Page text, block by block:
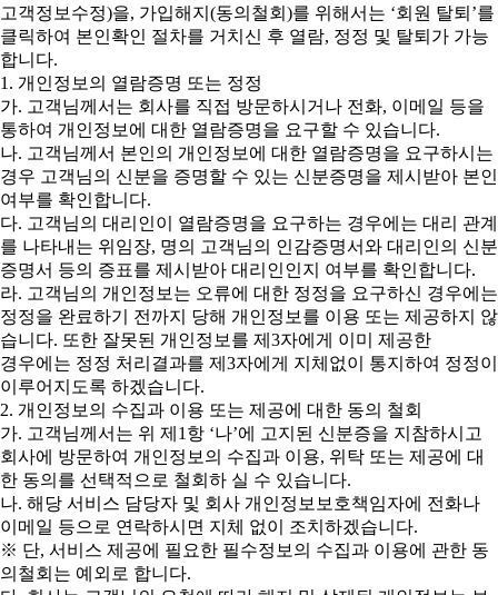
고객정보수정)을, 가입해지(동의철회)를 위해서는 ‘회원 탈퇴’를
클릭하여 본인확인 절차를 거치신 후 열람, 정정 및 탈퇴가 가능
합니다.
1. 개인정보의 열람증명 또는 정정
가. 고객님께서는 회사를 직접 방문하시거나 전화, 이메일 등을
통하여 개인정보에 대한 열람증명을 요구할 수 있습니다.
나. 고객님께서 본인의 개인정보에 대한 열람증명을 요구하시는
경우 고객님의 신분을 증명할 수 있는 신분증명을 제시받아 본인
여부를 확인합니다.
다. 고객님의 대리인이 열람증명을 요구하는 경우에는 대리 관계
를 나타내는 위임장, 명의 고객님의 인감증명서와 대리인의 신분
증명서 등의 증표를 제시받아 대리인인지 여부를 확인합니다.
라. 고객님의 개인정보는 오류에 대한 정정을 요구하신 경우에는
정정을 완료하기 전까지 당해 개인정보를 이용 또는 제공하지 않
습니다. 또한 잘못된 개인정보를 제3자에게 이미 제공한
경우에는 정정 처리결과를 제3자에게 지체없이 통지하여 정정이
이루어지도록 하겠습니다.
2. 개인정보의 수집과 이용 또는 제공에 대한 동의 철회
가. 고객님께서는 위 제1항 ‘나’에 고지된 신분증을 지참하시고
회사에 방문하여 개인정보의 수집과 이용, 위탁 또는 제공에 대
한 동의를 선택적으로 철회하 실 수 있습니다.
나. 해당 서비스 담당자 및 회사 개인정보보호책임자에 전화나
이메일 등으로 연락하시면 지체 없이 조치하겠습니다.
※ 단, 서비스 제공에 필요한 필수정보의 수집과 이용에 관한 동
의철회는 예외로 합니다.